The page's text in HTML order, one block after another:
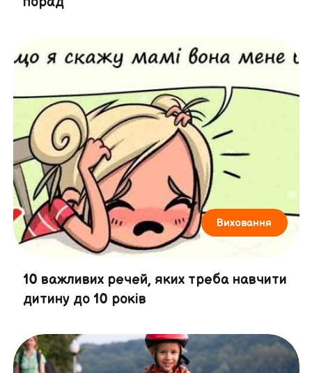
Виховання
10 важливих речей, яких треба навчити
дитину до 10 років